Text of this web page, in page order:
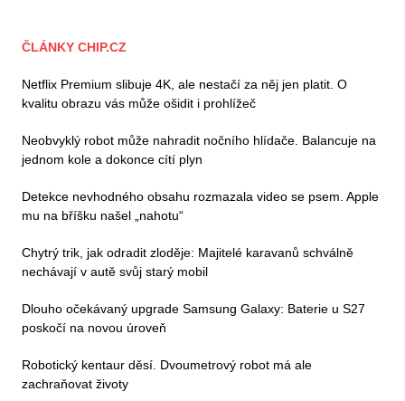
ČLÁNKY CHIP.CZ
Netflix Premium slibuje 4K, ale nestačí za něj jen platit. O
kvalitu obrazu vás může ošidit i prohlížeč
Neobvyklý robot může nahradit nočního hlídače. Balancuje na
jednom kole a dokonce cítí plyn
Detekce nevhodného obsahu rozmazala video se psem. Apple
mu na bříšku našel „nahotu“
Chytrý trik, jak odradit zloděje: Majitelé karavanů schválně
nechávají v autě svůj starý mobil
Dlouho očekávaný upgrade Samsung Galaxy: Baterie u S27
poskočí na novou úroveň
Robotický kentaur děsí. Dvoumetrový robot má ale
zachraňovat životy